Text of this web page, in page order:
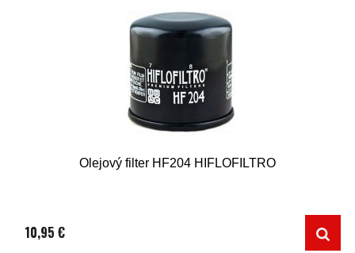
Olejový filter HF204 HIFLOFILTRO
10,95 €